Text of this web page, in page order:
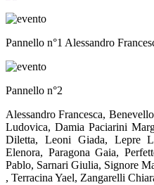
Pannello n°1 Alessandro
Pannello n°2
Alessandro Francesca,
Ludovica, Damia Paciarini
Diletta, Leoni Giada, Lepre
Elenora, Paragona Gaia,
Pablo, Sarnari Giulia, Signore
, Terracina Yael, Zangarelli